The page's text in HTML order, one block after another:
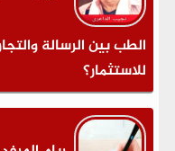
الطب بين الرسالة
للاستثمار؟